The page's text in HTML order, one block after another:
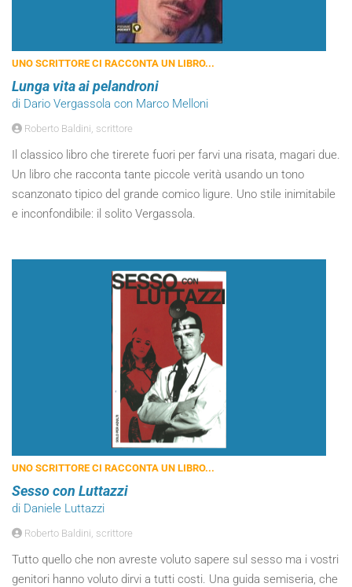
UNO SCRITTORE CI RACCONTA UN LIBRO...
Lunga vita ai pelandroni
di Dario Vergassola con Marco Melloni
Roberto Baldini, scrittore
Il classico libro che tirerete fuori per farvi una risata, magari due.
Un libro che racconta tante piccole verità usando un tono
scanzonato tipico del grande comico ligure. Uno stile inimitabile
e inconfondibile: il solito Vergassola.
UNO SCRITTORE CI RACCONTA UN LIBRO...
Sesso con Luttazzi
di Daniele Luttazzi
Roberto Baldini, scrittore
Tutto quello che non avreste voluto sapere sul sesso ma i vostri
genitori hanno voluto dirvi a tutti costi. Una guida semiseria, che